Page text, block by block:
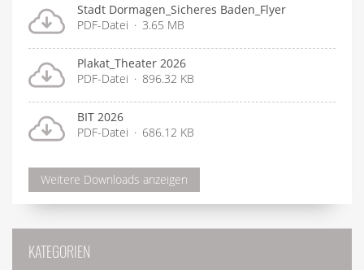
Stadt Dormagen_Sicheres Baden_Flyer
PDF-Datei
3.65 MB
Plakat_Theater 2026
PDF-Datei
896.32 KB
BIT 2026
PDF-Datei
686.12 KB
Weitere Downloads anzeigen
KATEGORIEN